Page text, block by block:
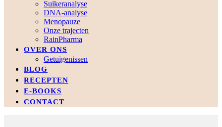
Suikeranalyse
DNA-analyse
Menopauze
Onze trajecten
RainPharma
OVER ONS
Getuigenissen
BLOG
RECEPTEN
E-BOOKS
CONTACT